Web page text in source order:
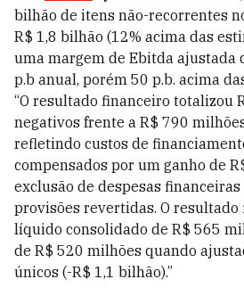
bilhão de itens não-recorrentes
R$ 1,8 bilhão (12% acima das
uma margem de Ebitda ajustada
p.b anual, porém 50 p.b. acima
“O resultado financeiro totalizou
negativos frente a R$ 790
refletindo custos de
compensados por um ganho de
exclusão de despesas
provisões revertidas. O
líquido consolidado de R$ 565
de R$ 520 milhões quando
únicos (-R$ 1,1 bilhão).”